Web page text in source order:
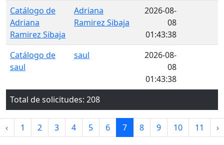
Catálogo de
Adriana
Ramirez Sibaja
Adriana
Ramirez Sibaja
2026-08-
08
01:43:38
Catálogo de
saul
saul
2026-08-
08
01:43:38
Total de solicitudes: 208
‹ 1 2 3 4 5 6 7 8 9 10 11 ›